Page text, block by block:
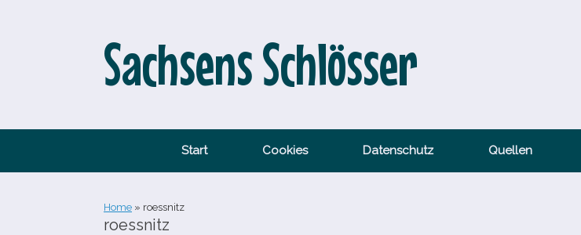
Sachsens Schlösser
Start Cookies Datenschutz Quellen
Home » roessnitz
roessnitz